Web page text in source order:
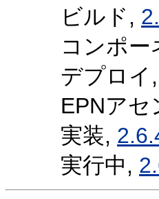
ビルド,
コンポ
デプロイ,
EPNア
実装,
実行中,